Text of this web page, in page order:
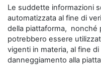
Le suddette informazioni
automatizzata al fine di
della piattaforma, nonché
potrebbero essere
vigenti in materia, al fine
danneggiamento alla